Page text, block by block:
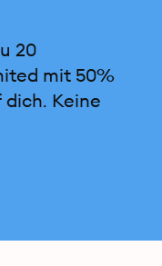
20
mit 50%
Keine